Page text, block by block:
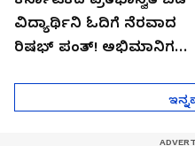
ವಿದ್ಯಾರ್ಥಿನಿ ಓದಿಗೆ ನೆರವಾದ
ರಿಷಭ್ ಪಂತ್! ಅಭಿಮಾನಿಗಳ